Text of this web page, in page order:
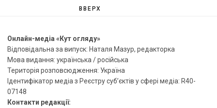
ВВЕРХ
Онлайн-медіа «Кут огляду»
Відповідальна за випуск: Наталя Мазур, редакторка
Мова видання: українська / російська
Територія розповсюдження: Україна
Ідентифікатор медіа з Реєстру суб’єктів у сфері медіа: R40-
07148
Контакти редакції: